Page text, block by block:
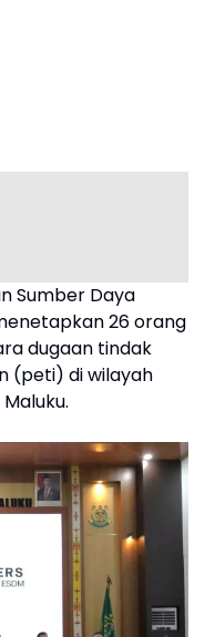
Sumber Daya
26 orang
dugaan tindak
(peti) di wilayah